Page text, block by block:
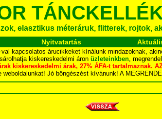
elasztikus méteráruk, flitterek, rojtok,
Nyitvatartás
kapcsolatos árucikkeket kínálunk mindazoknak,
kiskereskedelmi áron üzleteinkben,
kiskereskedelmi árak, 27% ÁFA-t tartalmaznak.
weboldalunkat! Jó böngészést kívánunk! A